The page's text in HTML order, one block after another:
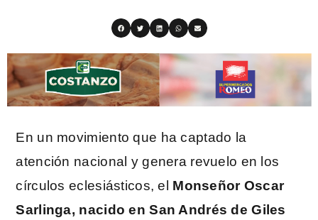
En un movimiento que ha captado la
atención nacional y genera revuelo en los
círculos eclesiásticos, el Monseñor Oscar
Sarlinga, nacido en San Andrés de Giles